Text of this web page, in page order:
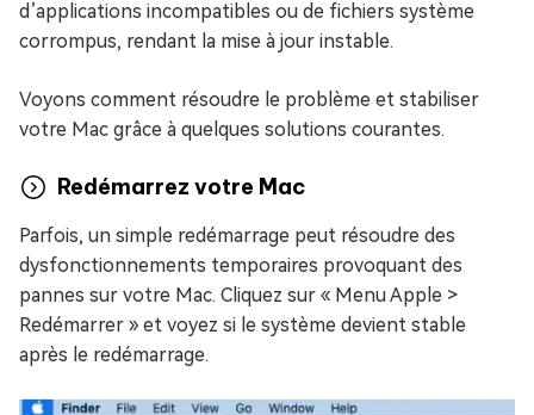
d’applications incompatibles ou de fichiers système
corrompus, rendant la mise à jour instable.
Voyons comment résoudre le problème et stabiliser
votre Mac grâce à quelques solutions courantes.
Redémarrez votre Mac
Parfois, un simple redémarrage peut résoudre des
dysfonctionnements temporaires provoquant des
pannes sur votre Mac. Cliquez sur « Menu Apple >
Redémarrer » et voyez si le système devient stable
après le redémarrage.